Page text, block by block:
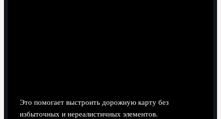
Это помогает выстроить дорожную карту без
избыточных и нереалистичных элементов.